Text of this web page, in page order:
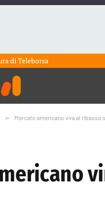
diTeleborsa
» Mercato americano vira al ribasso